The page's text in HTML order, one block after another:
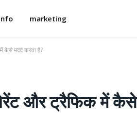
marketing
कैसे मदद करता है?
और ट्रैफिक में कैसे